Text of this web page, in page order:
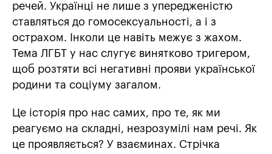
речей. Українці не лише з упередженістю
ставляться до гомосексуальності, а і з
острахом. Інколи це навіть межує з жахом.
Тема ЛГБТ у нас слугує винятково тригером,
щоб розтяти всі негативні прояви української
родини та соціуму загалом.
Це історія про нас самих, про те, як ми
реагуємо на складні, незрозумілі нам речі. Як
це проявляється? У взаєминах. Стрічка